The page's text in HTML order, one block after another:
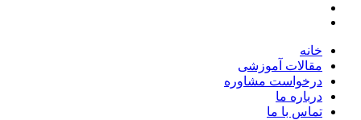
خانه
مقالات آموزشی
درخواست مشاوره
درباره ما
تماس با ما